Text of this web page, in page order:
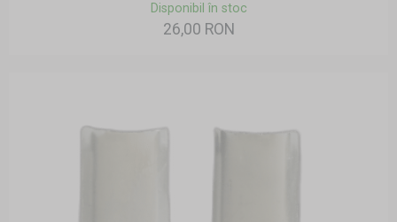
Disponibil în stoc
26,00 RON